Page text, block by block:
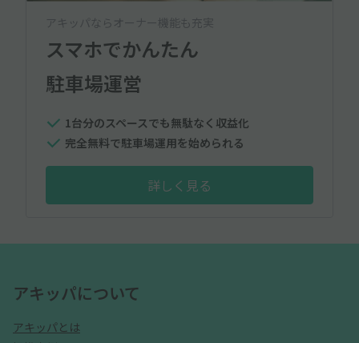
アキッパならオーナー機能も充実
スマホでかんたん
駐車場運営
1台分のスペースでも無駄なく収益化
完全無料で駐車場運用を始められる
詳しく見る
アキッパについて
アキッパとは